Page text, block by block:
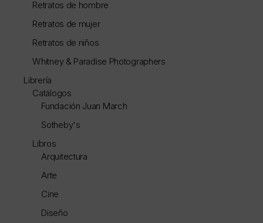
Retratos de hombre
Retratos de mujer
Retratos de niños
Whitney & Paradise Photographers
Librería
Catálogos
Fundación Juan March
Sotheby's
Libros
Arquitectura
Arte
Cine
Diseño